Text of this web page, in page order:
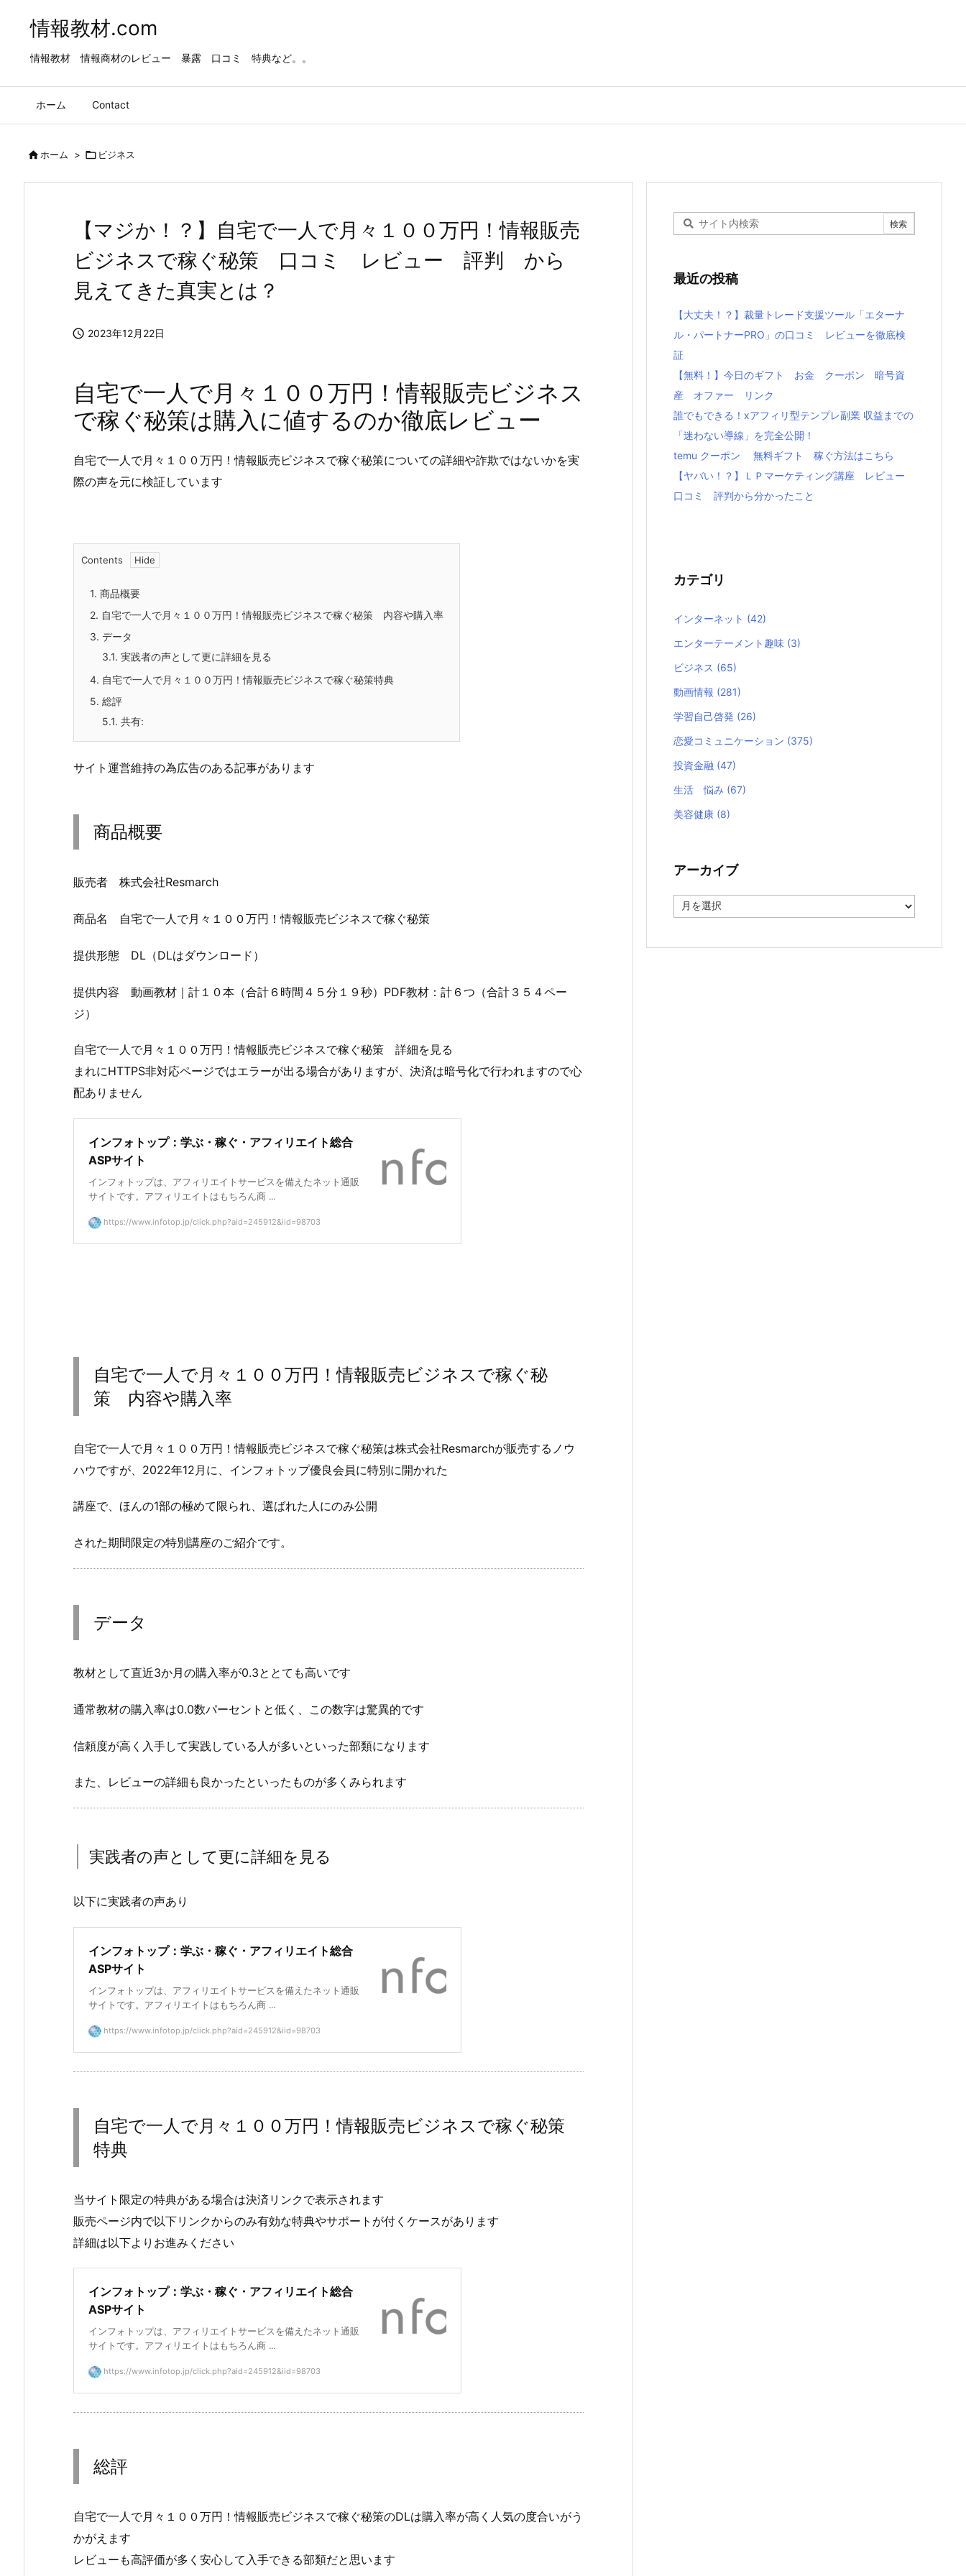
情報教材.com
情報教材 情報商材のレビュー 暴露 口コミ 特典など。。
ホーム Contact
ホーム >  ビジネス
【マジか！？】自宅で一人で月々１００万円！情報販売
ビジネスで稼ぐ秘策 口コミ レビュー 評判 から
見えてきた真実とは？
 2023年12月22日
自宅で一人で月々１００万円！情報販売ビジネス
で稼ぐ秘策は購入に値するのか徹底レビュー
自宅で一人で月々１００万円！情報販売ビジネスで稼ぐ秘策についての詳細や詐欺ではないかを実
際の声を元に検証しています
Contents
1. 商品概要
2. 自宅で一人で月々１００万円！情報販売ビジネスで稼ぐ秘策 内容や購入率
3. データ
3.1. 実践者の声として更に詳細を見る
4. 自宅で一人で月々１００万円！情報販売ビジネスで稼ぐ秘策特典
5. 総評
5.1. 共有:
サイト運営維持の為広告のある記事があります
商品概要
販売者 株式会社Resmarch
商品名 自宅で一人で月々１００万円！情報販売ビジネスで稼ぐ秘策
提供形態 DL（DLはダウンロード）
提供内容 動画教材｜計１０本（合計６時間４５分１９秒）PDF教材：計６つ（合計３５４ペー
ジ）
自宅で一人で月々１００万円！情報販売ビジネスで稼ぐ秘策 詳細を見る
まれにHTTPS非対応ページではエラーが出る場合がありますが、決済は暗号化で行われますので心
配ありません
インフォトップ：学ぶ・稼ぐ・アフィリエイト総合
ASPサイト
インフォトップは、アフィリエイトサービスを備えたネット通販
サイトです。アフィリエイトはもちろん商 ...
https://www.infotop.jp/click.php?aid=245912&iid=98703
自宅で一人で月々１００万円！情報販売ビジネスで稼ぐ秘
策 内容や購入率
自宅で一人で月々１００万円！情報販売ビジネスで稼ぐ秘策は株式会社Resmarchが販売するノウ
ハウですが、2022年12月に、インフォトップ優良会員に特別に開かれた
講座で、ほんの1部の極めて限られ、選ばれた人にのみ公開
された期間限定の特別講座のご紹介です。
データ
教材として直近3か月の購入率が0.3ととても高いです
通常教材の購入率は0.0数パーセントと低く、この数字は驚異的です
信頼度が高く入手して実践している人が多いといった部類になります
また、レビューの詳細も良かったといったものが多くみられます
実践者の声として更に詳細を見る
以下に実践者の声あり
インフォトップ：学ぶ・稼ぐ・アフィリエイト総合
ASPサイト
インフォトップは、アフィリエイトサービスを備えたネット通販
サイトです。アフィリエイトはもちろん商 ...
https://www.infotop.jp/click.php?aid=245912&iid=98703
自宅で一人で月々１００万円！情報販売ビジネスで稼ぐ秘策
特典
当サイト限定の特典がある場合は決済リンクで表示されます
販売ページ内で以下リンクからのみ有効な特典やサポートが付くケースがあります
詳細は以下よりお進みください
インフォトップ：学ぶ・稼ぐ・アフィリエイト総合
ASPサイト
インフォトップは、アフィリエイトサービスを備えたネット通販
サイトです。アフィリエイトはもちろん商 ...
https://www.infotop.jp/click.php?aid=245912&iid=98703
総評
自宅で一人で月々１００万円！情報販売ビジネスで稼ぐ秘策のDLは購入率が高く人気の度合いがう
かがえます
レビューも高評価が多く安心して入手できる部類だと思います
最近の投稿
【大丈夫！？】裁量トレード支援ツール「エターナ
ル・パートナーPRO」の口コミ レビューを徹底検
証
【無料！】今日のギフト お金 クーポン 暗号資
産 オファー リンク
誰でもできる！xアフィリ型テンプレ副業 収益までの
「迷わない導線」を完全公開！
temu クーポン 無料ギフト 稼ぐ方法はこちら
【ヤバい！？】ＬＰマーケティング講座 レビュー
口コミ 評判から分かったこと
カテゴリ
インターネット (42)
エンターテーメント趣味 (3)
ビジネス (65)
動画情報 (281)
学習自己啓発 (26)
恋愛コミュニケーション (375)
投資金融 (47)
生活 悩み (67)
美容健康 (8)
アーカイブ
ー